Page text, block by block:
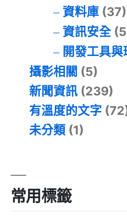
資料庫(37)
資訊安全
開發工具與
攝影相關 (5)
新聞資訊 (239)
有溫度的文字
未分類 (1)
常用標籤